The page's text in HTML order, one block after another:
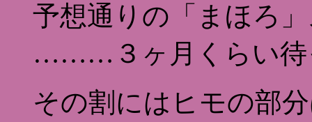
予想通りの「まほろ
………３ヶ月くらい待
その割にはヒモの部